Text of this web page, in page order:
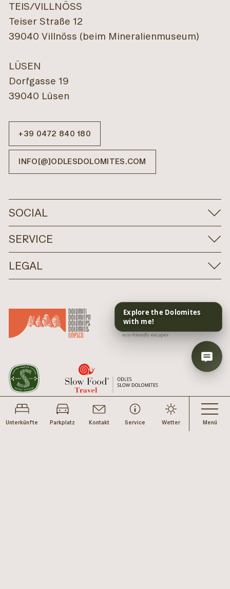
Menü
Unterkünfte Parkplatz Kontakt Service Wetter
TEIS/VILLNÖSS
Teiser Straße 12
39040 Villnöss (beim Mineralienmuseum)
LÜSEN
Dorfgasse 19
39040 Lüsen
+39 0472 840 180
INFO[@]ODLESDOLOMITES.COM
SOCIAL
SERVICE
LEGAL